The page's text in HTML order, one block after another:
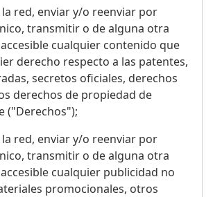
la red, enviar y/o reenviar por
transmitir o de alguna otra
cualquier contenido que
derecho respecto a las patentes,
secretos oficiales, derechos
derechos de propiedad de
("Derechos");
la red, enviar y/o reenviar por
transmitir o de alguna otra
cualquier publicidad no
promocionales, otros